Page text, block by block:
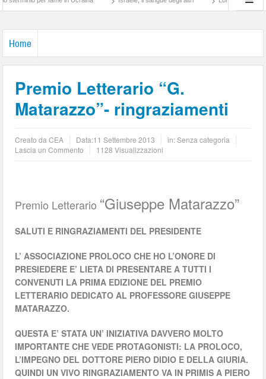
Home
Premio Letterario “G.
Matarazzo”- ringraziamenti
Creato daCEA Data:11 Settembre 2013
in: Senza categoria
Lascia un Commento
1128 Visualizzazioni
Premio Letterario “Giuseppe Matarazzo”
SALUTI E RINGRAZIAMENTI DEL PRESIDENTE
L’ ASSOCIAZIONE PROLOCO CHE HO L’ONORE DI
PRESIEDERE E’ LIETA DI PRESENTARE A TUTTI I
CONVENUTI LA PRIMA EDIZIONE DEL PREMIO
LETTERARIO DEDICATO AL PROFESSORE GIUSEPPE
MATARAZZO.
QUESTA E’ STATA UN’ INIZIATIVA DAVVERO MOLTO
IMPORTANTE CHE VEDE PROTAGONISTI: LA PROLOCO,
L’IMPEGNO DEL DOTTORE PIERO DIDIO E DELLA GIURIA.
QUINDI UN VIVO RINGRAZIAMENTO VA IN PRIMIS A PIERO